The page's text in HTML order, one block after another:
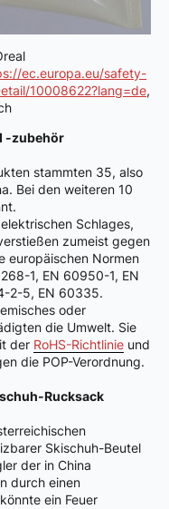
ec.europa.eu/safety-
10008622?lang=de,
-zubehör
stammten 35, also
Bei den weiteren 10
Schlages,
zumeist gegen
europäischen Normen
1, EN 60950-1, EN
2-5, EN 60335.
oder
die Umwelt. Sie
der RoHS-Richtlinie und
die POP-Verordnung.
Rucksack
Skischuh-Beutel
der in China
durch einen
ein Feuer